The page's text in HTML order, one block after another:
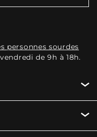
personnes sourdes
de 9h à 18h.